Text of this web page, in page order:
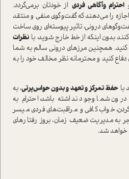
احترام وآگاهی فردی از خودتان برمی‌گردد.
را می‌دهند که گفت‌وگوی منفی و منتقد
درونی، تاثیر پیوسته‌ای روی ساخت
بدون اینکه از خط خارج شوید، با نظرات
کنید. همچنین مرزهای درونی سالم به شما
کنید و محترمانه نظر مخالف خود را به
با حفظ تمرکز و تعهد و بدون حواس‌پرتی، به
شما وجود نداشته باشد، احترام به
خواب کافی و مراقبت‌های فردی میسر
به مدیریت ضعیف زمان، بروز رفتارهای
خواهد شد.